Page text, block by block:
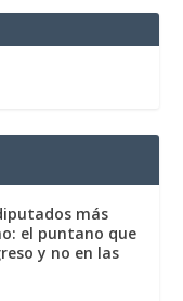
más
el puntano que
y no en las